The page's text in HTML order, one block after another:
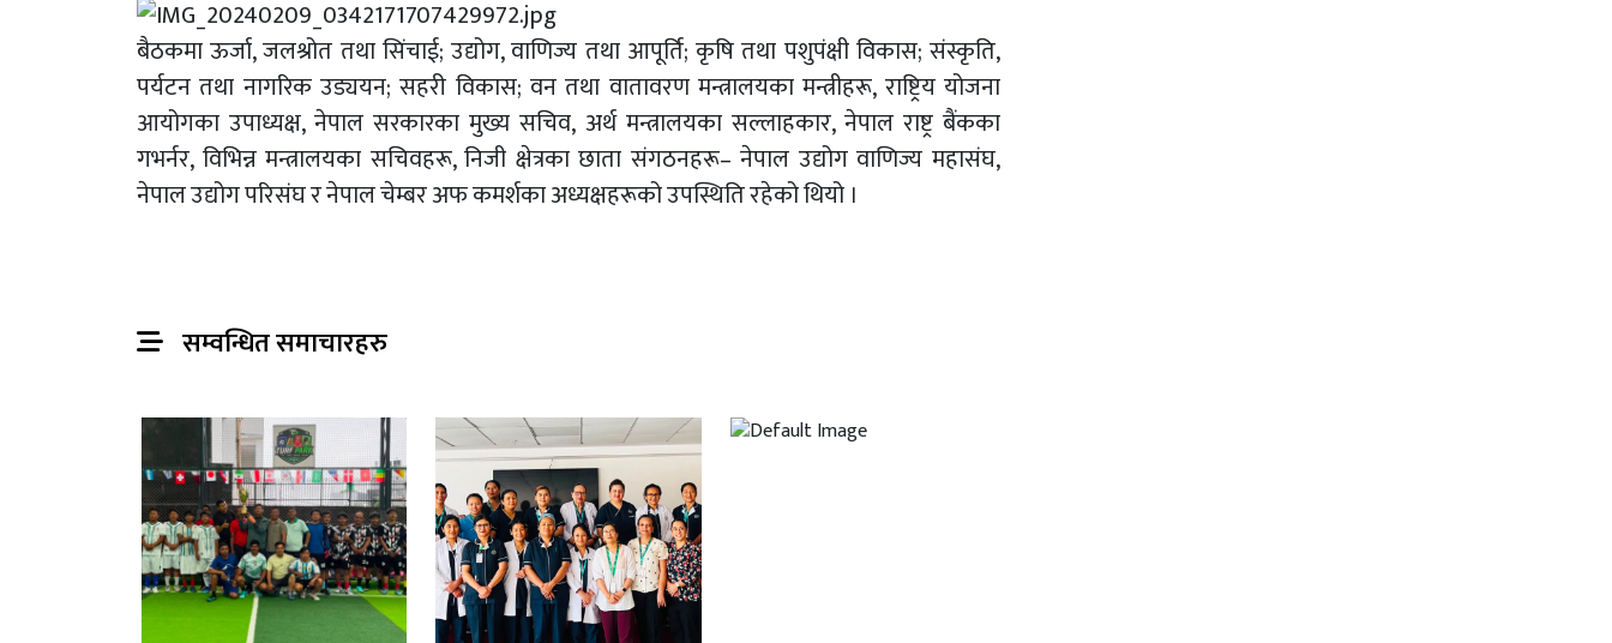
बैठकमा ऊर्जा, जलश्रोत तथा सिंचाई; उद्योग, वाणिज्य तथा आपूर्ति; कृषि तथा पशुपंक्षी विकास; संस्कृति,
पर्यटन तथा नागरिक उड्ययन; सहरी विकास; वन तथा वातावरण मन्त्रालयका मन्त्रीहरू, राष्ट्रिय योजना
आयोगका उपाध्यक्ष, नेपाल सरकारका मुख्य सचिव, अर्थ मन्त्रालयका सल्लाहकार, नेपाल राष्ट्र बैंकका
गभर्नर, विभिन्न मन्त्रालयका सचिवहरू, निजी क्षेत्रका छाता संगठनहरू– नेपाल उद्योग वाणिज्य महासंघ,
नेपाल उद्योग परिसंघ र नेपाल चेम्बर अफ कमर्शका अध्यक्षहरूको उपस्थिति रहेको थियो ।
सम्वन्धित समाचारहरु